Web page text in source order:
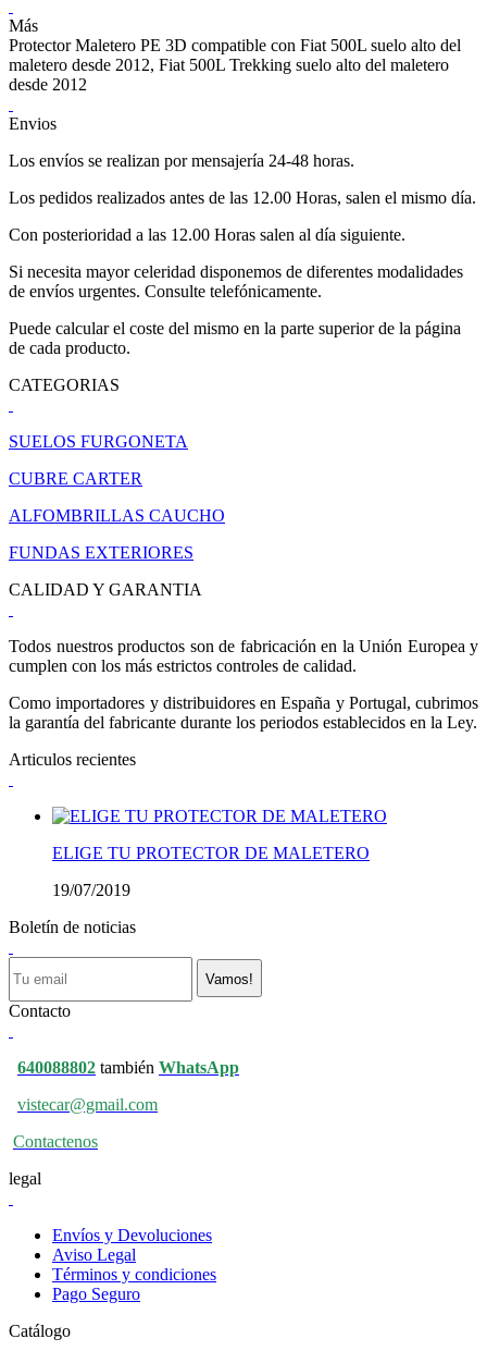
Más
Protector Maletero PE 3D compatible con Fiat 500L suelo alto del
maletero desde 2012, Fiat 500L Trekking suelo alto del maletero
desde 2012
Envios
Los envíos se realizan por mensajería 24-48 horas.
Los pedidos realizados antes de las 12.00 Horas, salen el mismo día.
Con posterioridad a las 12.00 Horas salen al día siguiente.
Si necesita mayor celeridad disponemos de diferentes modalidades
de envíos urgentes. Consulte telefónicamente.
Puede calcular el coste del mismo en la parte superior de la página
de cada producto.
CATEGORIAS
SUELOS FURGONETA
CUBRE CARTER
ALFOMBRILLAS CAUCHO
FUNDAS EXTERIORES
CALIDAD Y GARANTIA
Todos nuestros productos son de fabricación en la Unión Europea y
cumplen con los más estrictos controles de calidad.
Como importadores y distribuidores en España y Portugal, cubrimos
la garantía del fabricante durante los periodos establecidos en la Ley.
Articulos recientes
ELIGE TU PROTECTOR DE MALETERO
19/07/2019
Boletín de noticias
Vamos!
Contacto
640088802 también WhatsApp
vistecar@gmail.com
Contactenos
legal
Envíos y Devoluciones
Aviso Legal
Términos y condiciones
Pago Seguro
Catálogo